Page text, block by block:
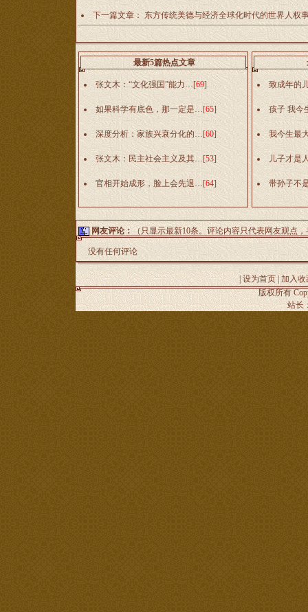
下一篇文章：东方传统美德与经济全球化时代的世界人权
最新5篇热点文章
张文木：“文化强国”能力… [69]
如果科学有底色，那一定是… [65]
深度分析：家族兴衰分化的… [60]
张文木：民主社会主义及其… [53]
官相开始成形，脸上会先退… [64]
致成年的
孩子 我今
我今生最
儿子才是
带孙子不
网友评论：（只显示最新10条。评论内容只代表网友观点
没有任何评论
|设为首页|加入收
版权所有
站长：